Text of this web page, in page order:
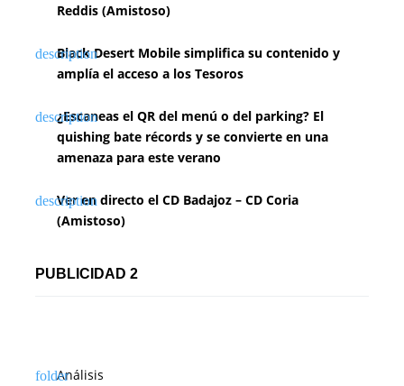
Reddis (Amistoso)
Black Desert Mobile simplifica su contenido y
amplía el acceso a los Tesoros
¿Escaneas el QR del menú o del parking? El
quishing bate récords y se convierte en una
amenaza para este verano
Ver en directo el CD Badajoz – CD Coria
(Amistoso)
PUBLICIDAD 2
Análisis